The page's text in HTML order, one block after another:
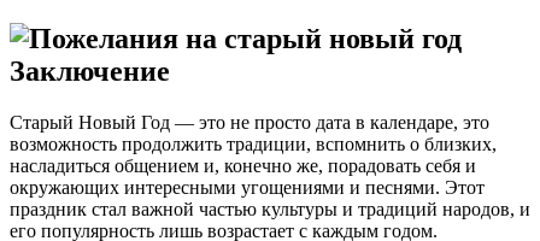
Заключение
Старый Новый Год — это не просто дата в календаре, это
возможность продолжить традиции, вспомнить о близких,
насладиться общением и, конечно же, порадовать себя и
окружающих интересными угощениями и песнями. Этот
праздник стал важной частью культуры и традиций народов, и
его популярность лишь возрастает с каждым годом.